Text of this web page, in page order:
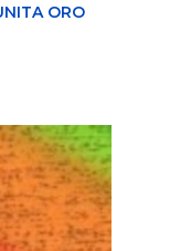
ORO